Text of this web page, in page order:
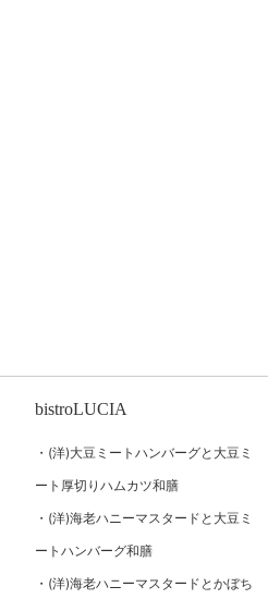
bistroLUCIA
(洋)大豆ミートハンバーグと大豆ミ
ート厚切りハムカツ和膳
(洋)海老ハニーマスタードと大豆ミ
ートハンバーグ和膳
(洋)海老ハニーマスタードとかぼち